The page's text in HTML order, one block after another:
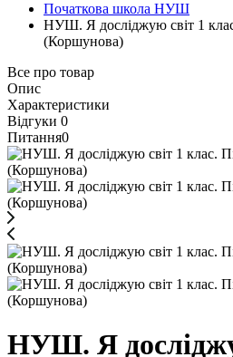
Початкова школа НУШ
НУШ. Я досліджую світ 1
(Коршунова)
Все про товар
Опис
Характеристики
Відгуки 0
Питання0
НУШ. Я